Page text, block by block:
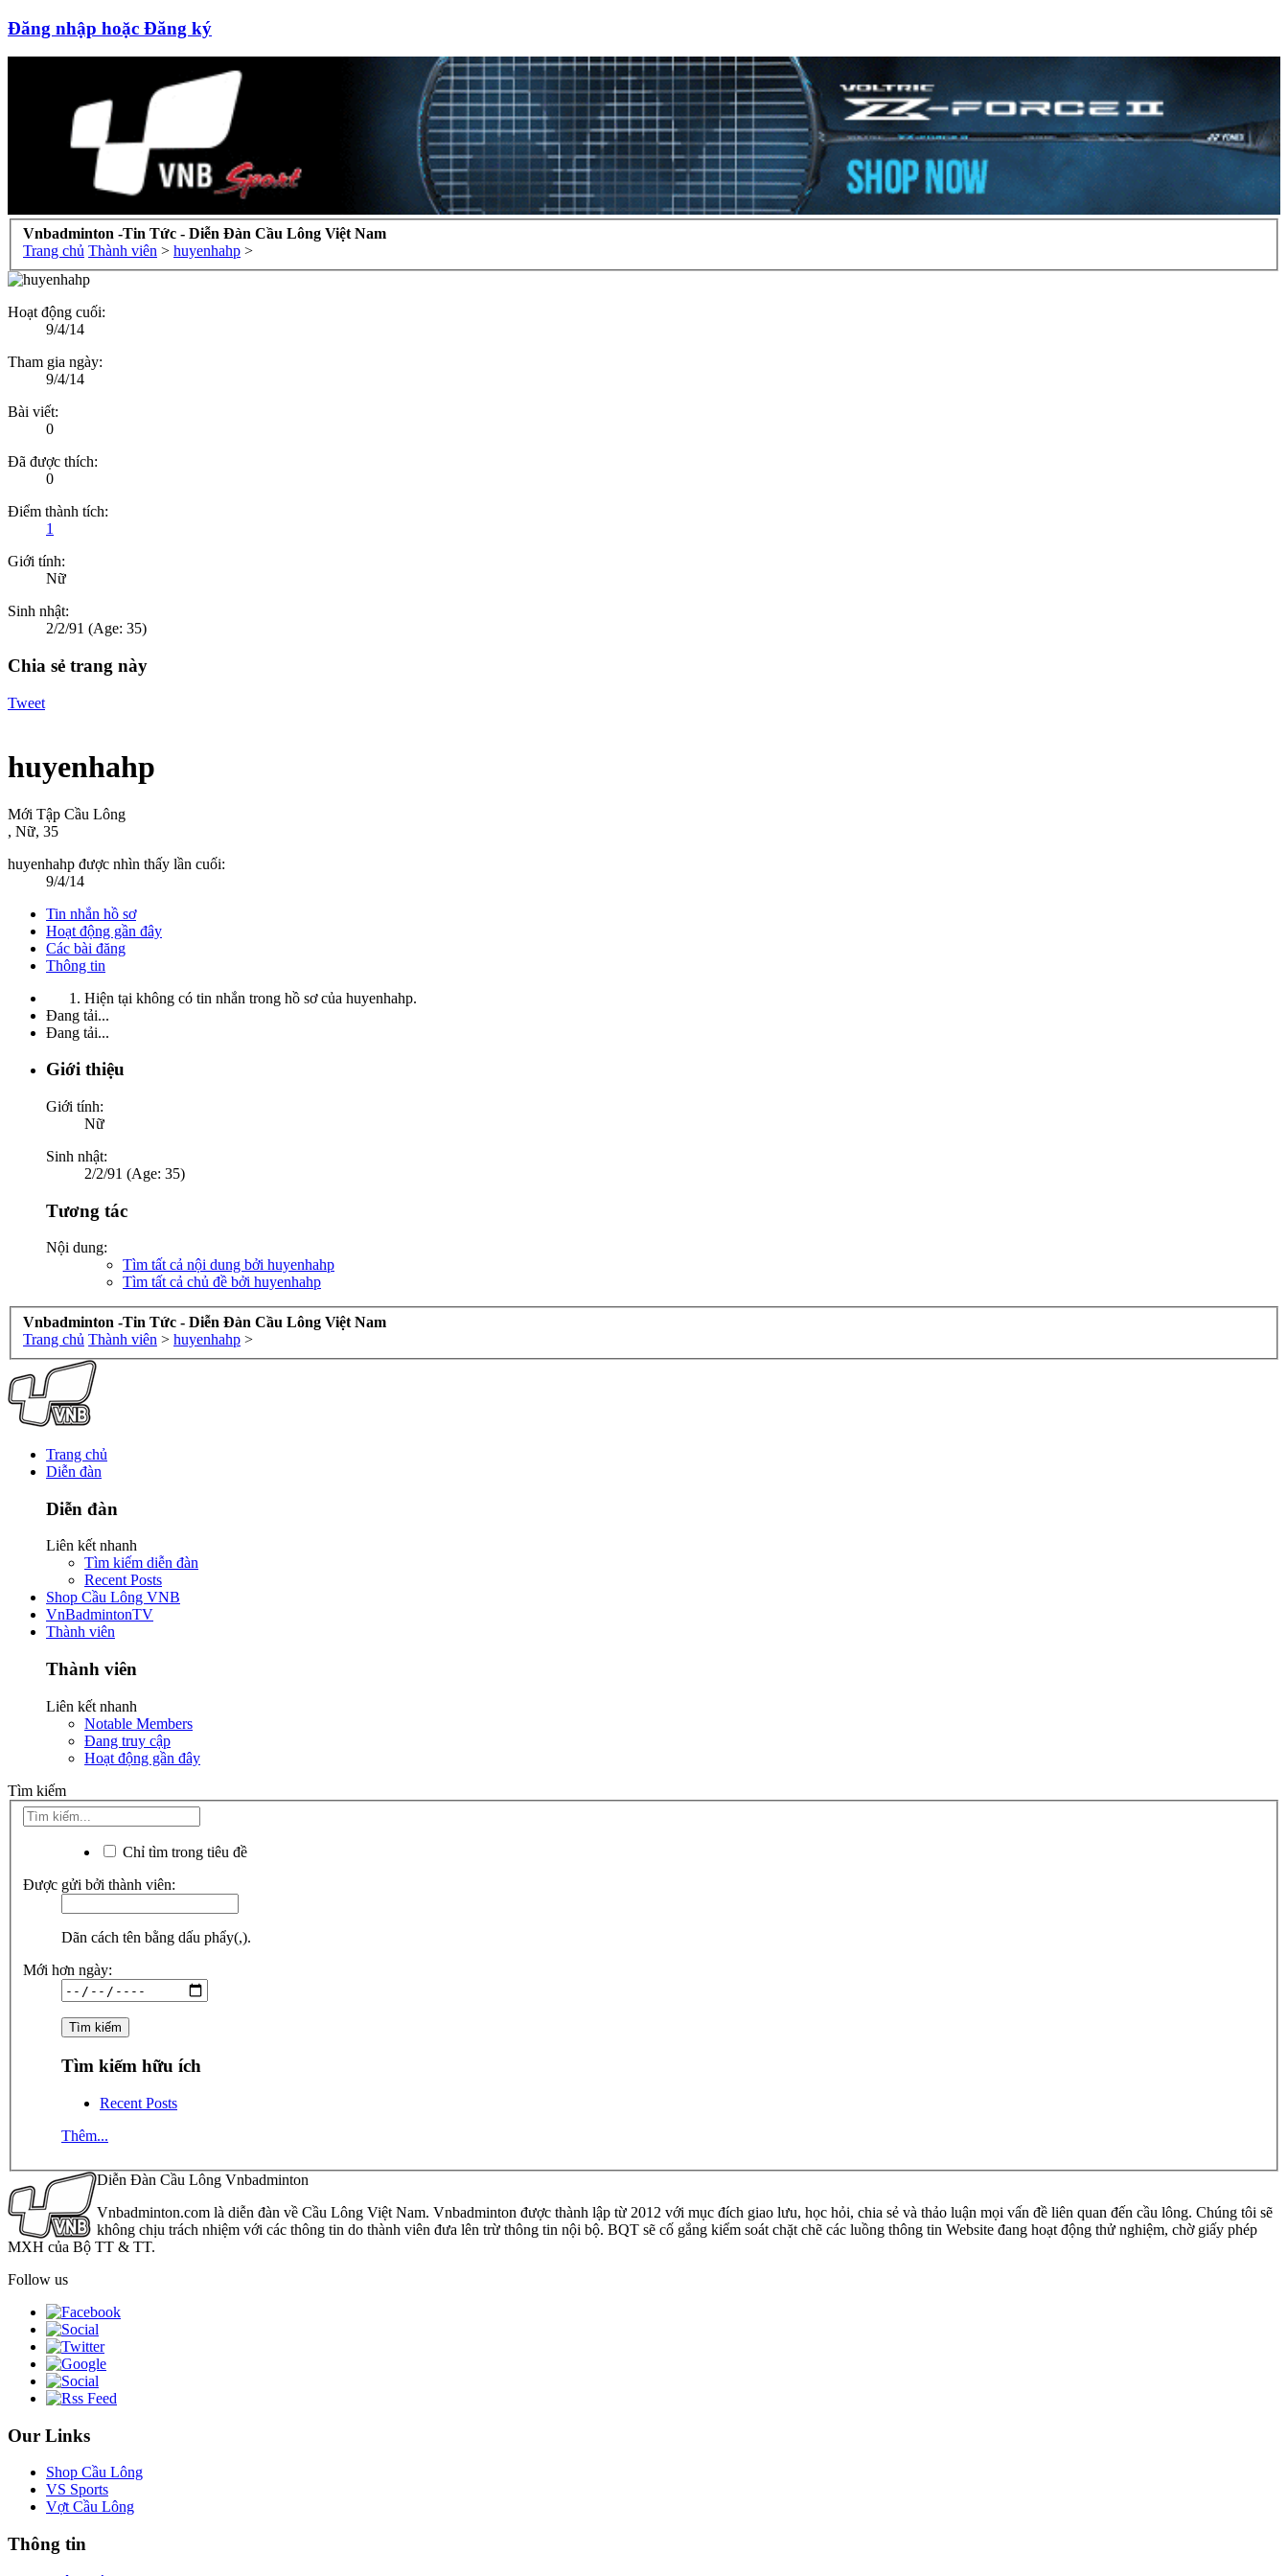
Đăng nhập hoặc Đăng ký
Vnbadminton -Tin Tức - Diễn Đàn Cầu Lông Việt Nam
Trang chủ Thành viên > huyenhahp >
Hoạt động cuối:
9/4/14
Tham gia ngày:
9/4/14
Bài viết:
0
Đã được thích:
0
Điểm thành tích:
1
Giới tính:
Nữ
Sinh nhật:
2/2/91 (Age: 35)
Chia sẻ trang này
Tweet
huyenhahp
Mới Tập Cầu Lông
, Nữ, 35
huyenhahp được nhìn thấy lần cuối:
9/4/14
Tin nhắn hồ sơ
Hoạt động gần đây
Các bài đăng
Thông tin
Hiện tại không có tin nhắn trong hồ sơ của huyenhahp.
Đang tải...
Đang tải...
Giới thiệu
Giới tính:
Nữ
Sinh nhật:
2/2/91 (Age: 35)
Tương tác
Nội dung:
Tìm tất cả nội dung bởi huyenhahp
Tìm tất cả chủ đề bởi huyenhahp
Vnbadminton -Tin Tức - Diễn Đàn Cầu Lông Việt Nam
Trang chủ Thành viên > huyenhahp >
Trang chủ
Diễn đàn
Diễn đàn
Liên kết nhanh
Tìm kiếm diễn đàn
Recent Posts
Shop Cầu Lông VNB
VnBadmintonTV
Thành viên
Thành viên
Liên kết nhanh
Notable Members
Đang truy cập
Hoạt động gần đây
Tìm kiếm
Chỉ tìm trong tiêu đề
Được gửi bởi thành viên:
Dãn cách tên bằng dấu phẩy(,).
Mới hơn ngày:
Tìm kiếm hữu ích
Recent Posts
Thêm...
Diễn Đàn Cầu Lông Vnbadminton
Vnbadminton.com là diễn đàn về Cầu Lông Việt Nam. Vnbadminton được thành lập từ 2012 với mục đích giao lưu, học hỏi, chia sẻ và thảo luận mọi vấn đề liên quan đến cầu lông. Chúng tôi sẽ
không chịu trách nhiệm với các thông tin do thành viên đưa lên trừ thông tin nội bộ. BQT sẽ cố gắng kiểm soát chặt chẽ các luồng thông tin Website đang hoạt động thử nghiệm, chờ giấy phép
MXH của Bộ TT & TT.
Follow us
Our Links
Shop Cầu Lông
VS Sports
Vợt Cầu Lông
Thông tin